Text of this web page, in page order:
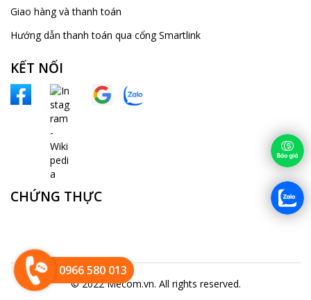
Giao hàng và thanh toán
Hướng dẫn thanh toán qua cổng Smartlink
KẾT NỐI
CHỨNG THỰC
© 2022 Mecom.vn. All rights reserved.
0966 580 013